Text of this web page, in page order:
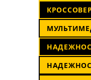
КРОССОВЕР